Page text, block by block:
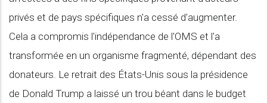
privés et de pays spécifiques n'a cessé d'augmenter.
Cela a compromis l'indépendance de l'OMS et l'a
transformée en un organisme fragmenté, dépendant des
donateurs. Le retrait des États-Unis sous la présidence
de Donald Trump a laissé un trou béant dans le budget